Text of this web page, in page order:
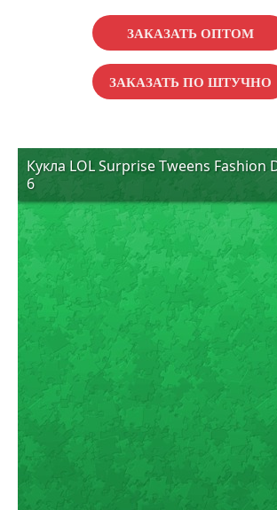
ЗАКАЗАТЬ ОПТОМ
ЗАКАЗАТЬ ПО ШТУЧНО